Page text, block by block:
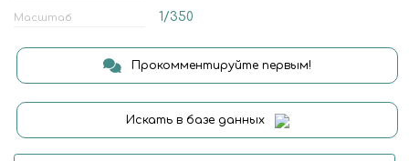
Масштаб 1/350
Прокомментируйте первым!
Искать в базе данных